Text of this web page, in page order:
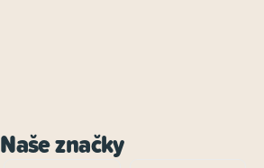
Naše značky